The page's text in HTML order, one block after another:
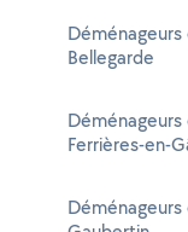
Bellegarde
Ferrières-en-